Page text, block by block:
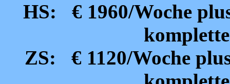
HS: € 1960/Woche
ZS: € 1120/Woche